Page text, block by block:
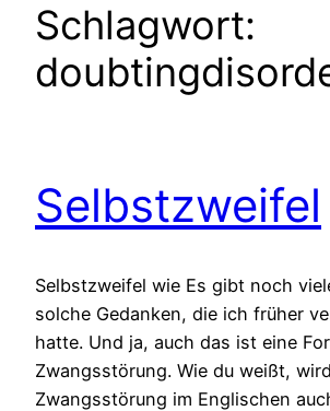
Schlagwort:
Selbstzweifel
Selbstzweifel wie Es gibt noch
solche Gedanken, die ich früher
hatte. Und ja, auch das ist eine
Zwangsstörung. Wie du weißt,
Zwangsstörung im Englischen